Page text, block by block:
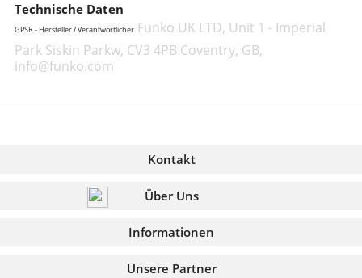
Technische Daten
GPSR - Hersteller / Verantwortlicher Funko UK LTD, Unit 1 - Imperial
Park Siskin Parkw, CV3 4PB Coventry, GB,
info@funko.com
Kontakt
Über Uns
Informationen
Unsere Partner